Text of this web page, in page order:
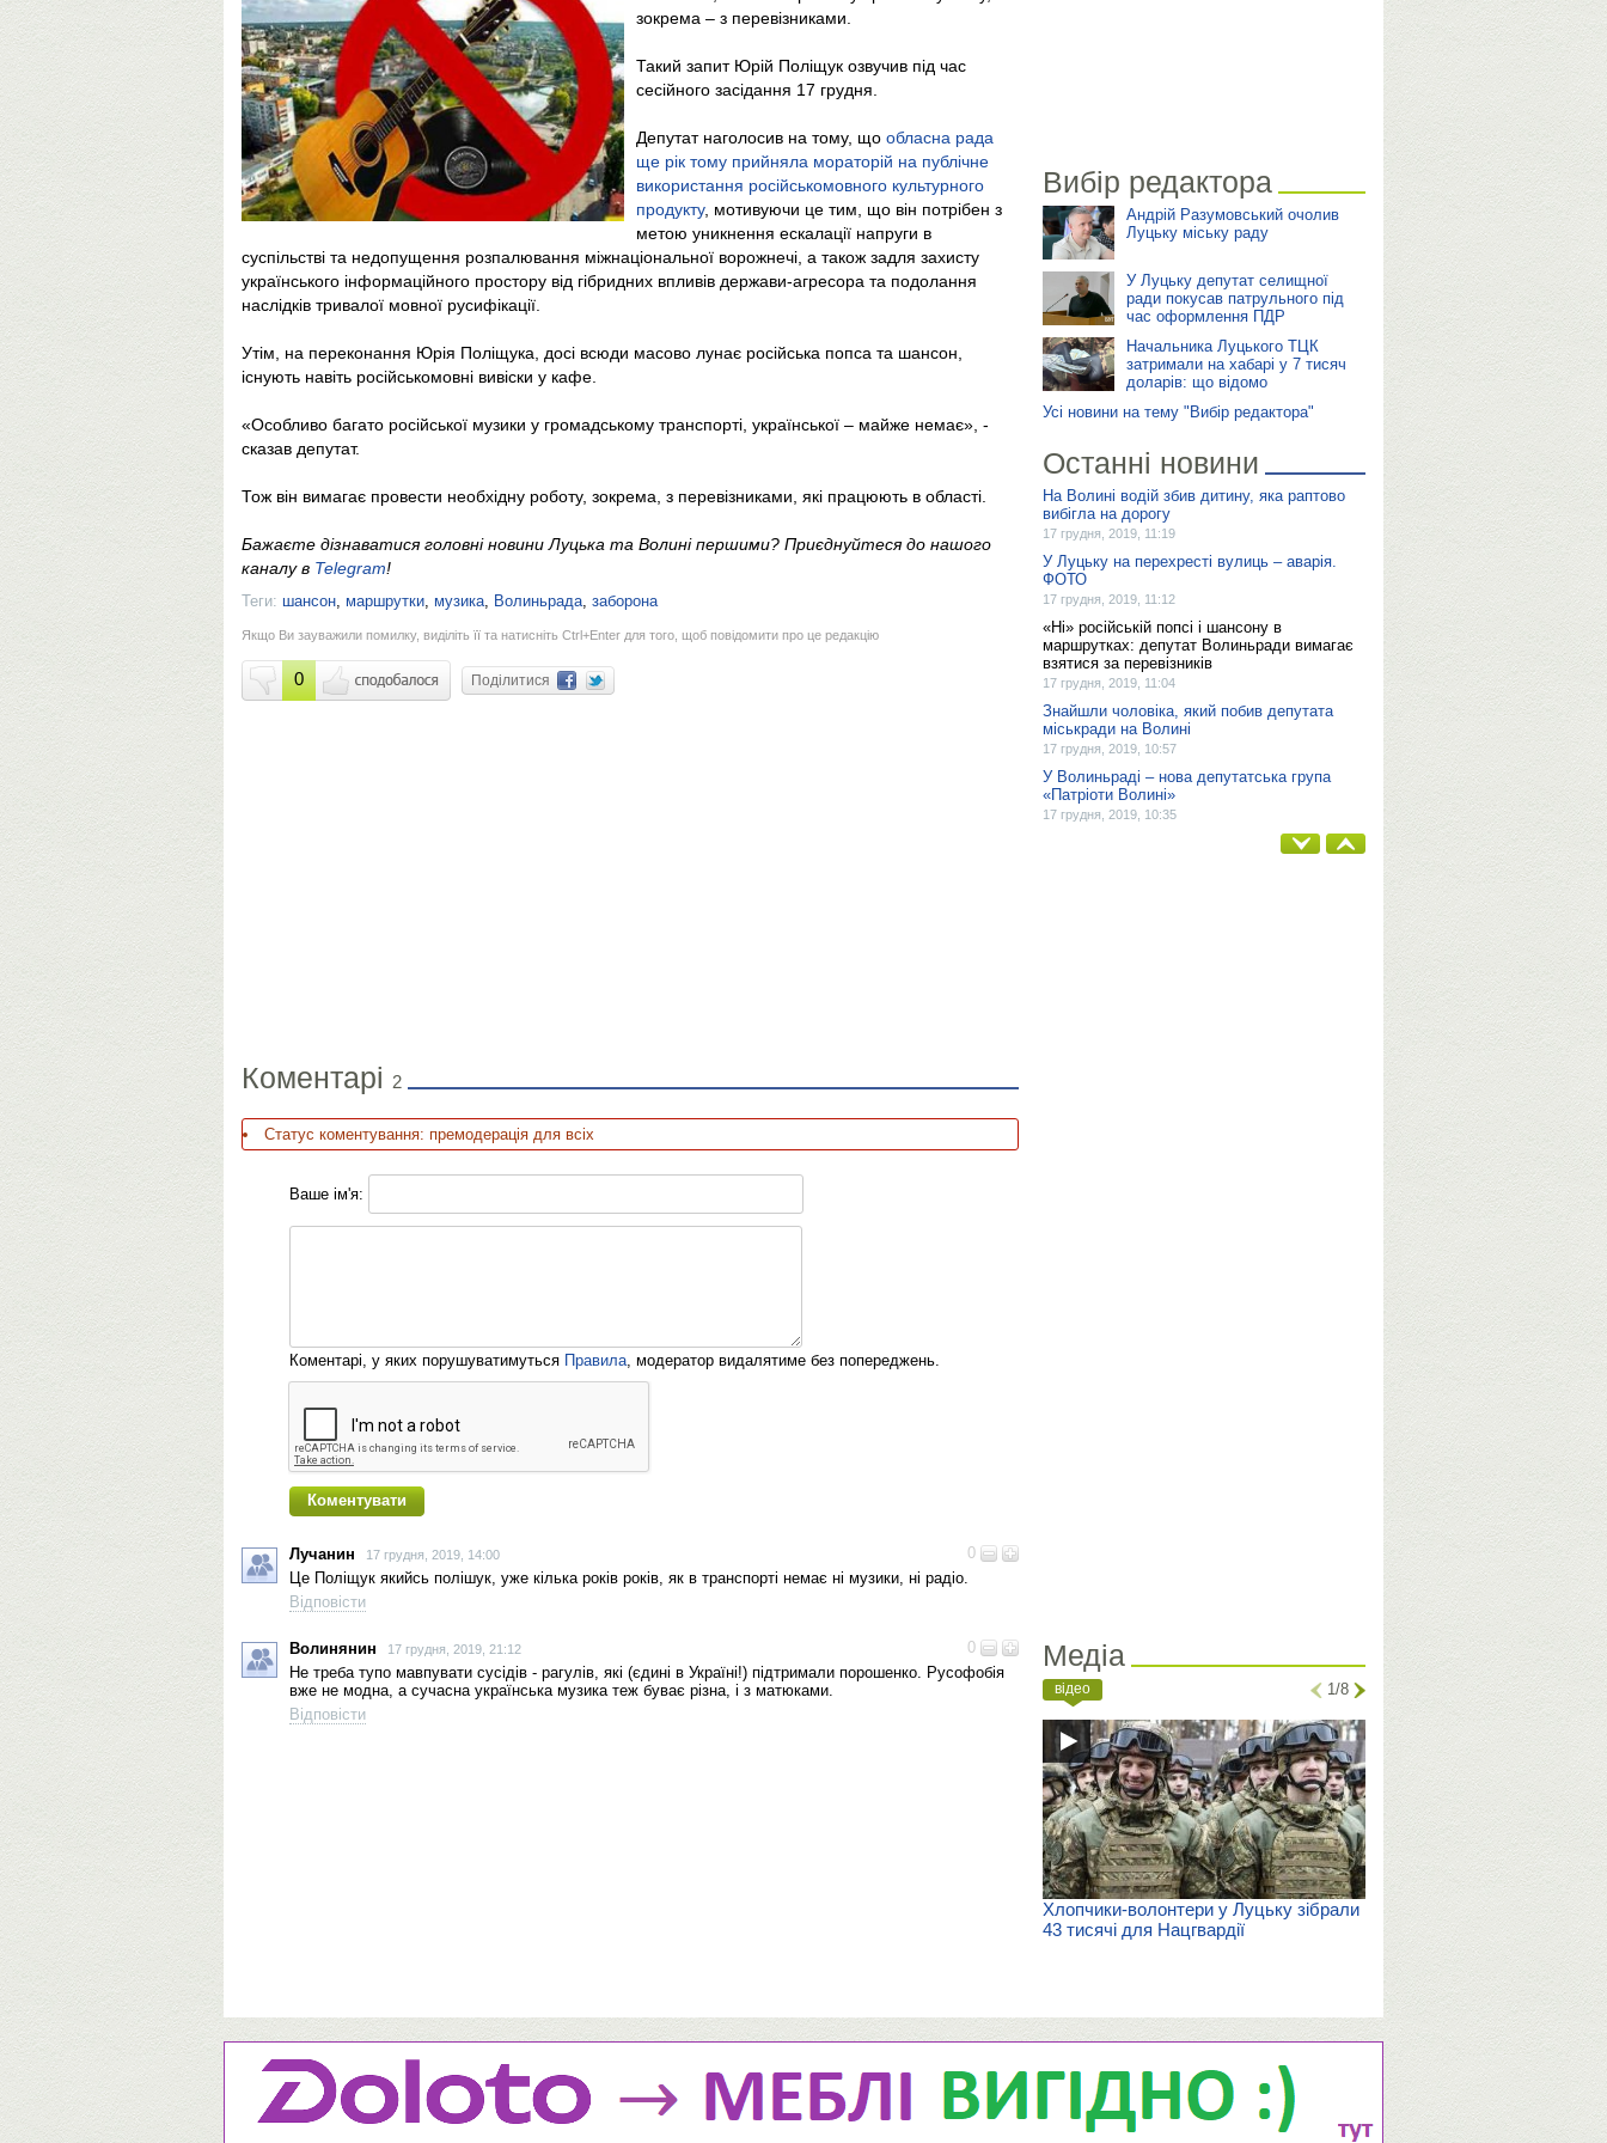
зокрема – з перевізниками.
Такий запит Юрій Поліщук озвучив під час
сесійного засідання 17 грудня.
Депутат наголосив на тому, що обласна рада
ще рік тому прийняла мораторій на публічне
використання російськомовного культурного
продукту, мотивуючи це тим, що він потрібен з
метою уникнення ескалації напруги в
суспільстві та недопущення розпалювання міжнаціональної ворожнечі, а також задля захисту
українського інформаційного простору від гібридних впливів держави-агресора та подолання
наслідків тривалої мовної русифікації.
Утім, на переконання Юрія Поліщука, досі всюди масово лунає російська попса та шансон,
існують навіть російськомовні вивіски у кафе.
«Особливо багато російської музики у громадському транспорті, української – майже немає», -
сказав депутат.
Тож він вимагає провести необхідну роботу, зокрема, з перевізниками, які працюють в області.
Бажаєте дізнаватися головні новини Луцька та Волині першими? Приєднуйтеся до нашого
каналу в Telegram!
Теги: шансон, маршрутки, музика, Волиньрада, заборона
Якщо Ви зауважили помилку, виділіть її та натисніть Ctrl+Enter для того, щоб повідомити про це редакцію
0 Поділитися
Коментарі 2
Статус коментування: премодерація для всіх
Ваше ім'я:
Коментарі, у яких порушуватимуться Правила, модератор видалятиме без попереджень.
0
Лучанин 17 грудня, 2019, 14:00
Це Поліщук якийсь полішук, уже кілька років років, як в транспорті немає ні музики, ні радіо.
Відповісти
0
Волинянин 17 грудня, 2019, 21:12
Не треба тупо мавпувати сусідів - рагулів, які (єдині в Україні!) підтримали порошенко. Русофобія
вже не модна, а сучасна українська музика теж буває різна, і з матюками.
Відповісти
Вибір редактора
Андрій Разумовський очолив
Луцьку міську раду
У Луцьку депутат селищної
ради покусав патрульного під
час оформлення ПДР
Начальника Луцького ТЦК
затримали на хабарі у 7 тисяч
доларів: що відомо
Усі новини на тему "Вибір редактора"
Останні новини
На Волині водій збив дитину, яка раптово
вибігла на дорогу
17 грудня, 2019, 11:19
У Луцьку на перехресті вулиць – аварія.
ФОТО
17 грудня, 2019, 11:12
«Ні» російській попсі і шансону в
маршрутках: депутат Волиньради вимагає
взятися за перевізників
17 грудня, 2019, 11:04
Знайшли чоловіка, який побив депутата
міськради на Волині
17 грудня, 2019, 10:57
У Волиньраді – нова депутатська група
«Патріоти Волині»
17 грудня, 2019, 10:35
Медіа
відео 1/8
Хлопчики-волонтери у Луцьку зібрали
43 тисячі для Нацгвардії